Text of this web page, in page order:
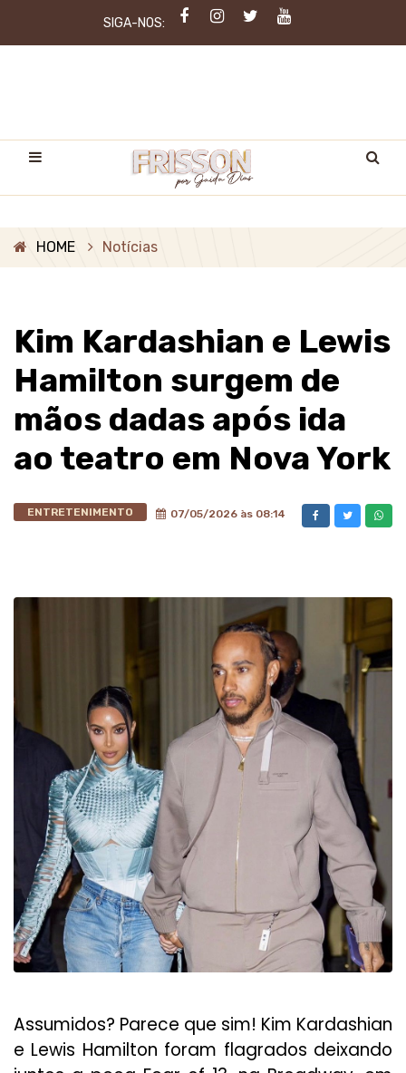
SIGA-NOS:
HOME Notícias
Kim Kardashian e Lewis
Hamilton surgem de
mãos dadas após ida
ao teatro em Nova York
ENTRETENIMENTO 07/05/2026 às 08:14
Assumidos? Parece que sim! Kim Kardashian
e Lewis Hamilton foram flagrados deixando